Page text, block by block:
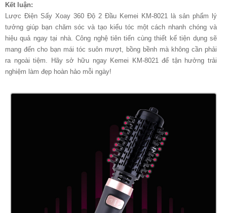
Kết luận:
Lược Điện Sấy Xoay 360 Độ 2 Đầu Kemei KM-8021 là sản phẩm lý
tưởng giúp bạn chăm sóc và tạo kiểu tóc một cách nhanh chóng và
hiệu quả ngay tại nhà. Công nghệ tiên tiến cùng thiết kế tiện dụng sẽ
mang đến cho bạn mái tóc suôn mượt, bồng bềnh mà không cần phải
ra ngoài tiệm. Hãy sở hữu ngay Kemei KM-8021 để tận hưởng trải
nghiệm làm đẹp hoàn hảo mỗi ngày!